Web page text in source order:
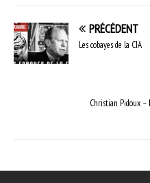
PRÉCÉDENT
Les cobayes de la CIA
Christian Pidoux –